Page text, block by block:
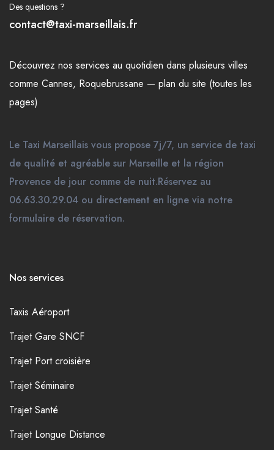
Des questions ?
contact@taxi-marseillais.fr
Découvrez nos services au quotidien dans plusieurs villes
comme Cannes, Roquebrussane — plan du site (toutes les
pages)
Le Taxi Marseillais vous propose 7j/7, un service de taxi
de qualité et agréable sur Marseille et la région
Provence de jour comme de nuit.Réservez au
06.63.30.29.04 ou directement en ligne via notre
formulaire de réservation.
Nos services
Taxis Aéroport
Trajet Gare SNCF
Trajet Port croisière
Trajet Séminaire
Trajet Santé
Trajet Longue Distance